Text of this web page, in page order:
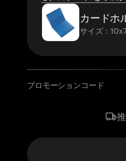
カードホ
サイズ：
プロモーションコード